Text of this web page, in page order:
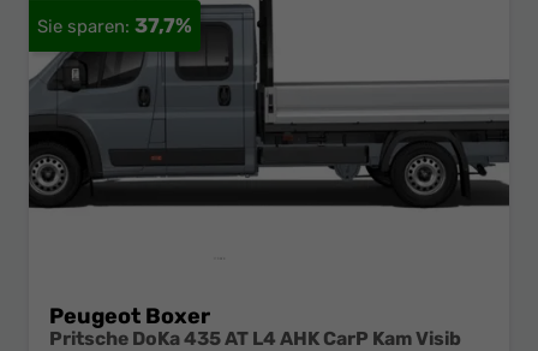
37,7%
Peugeot Boxer
Pritsche DoKa 435 AT L4 AHK CarP Kam Visib